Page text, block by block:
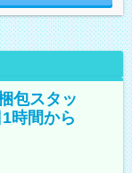
包スタッ
時間から